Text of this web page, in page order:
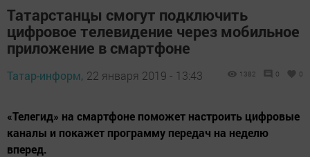
Татарстанцы смогут подключить
цифровое телевидение через мобильное
приложение в смартфоне
Татар-информ, 22 января 2019 - 13:43 1382 0 0
«Телегид» на смартфоне поможет настроить цифровые
каналы и покажет программу передач на неделю
вперед.